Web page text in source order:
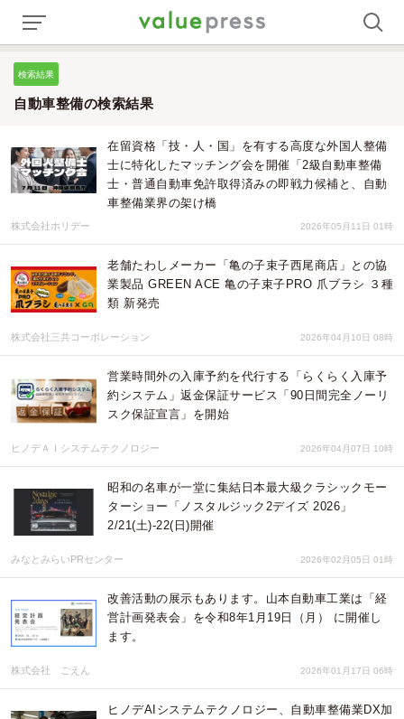
検索結果
自動車整備の検索結果
在留資格「技・人・国」を有する高度な外国人整備
士に特化したマッチング会を開催「2級自動車整備
士・普通自動車免許取得済みの即戦力候補と、自動
車整備業界の架け橋
株式会社ホリデー 2026年05月11日 01時
老舗たわしメーカー「亀の子束子西尾商店」との協
業製品 GREEN ACE 亀の子束子PRO 爪ブラシ ３種
類 新発売
株式会社三共コーポレーション 2026年04月10日 08時
営業時間外の入庫予約を代行する「らくらく入庫予
約システム」返金保証サービス「90日間完全ノーリ
スク保証宣言」を開始
ヒノデＡＩシステムテクノロジー 2026年04月07日 10時
昭和の名車が一堂に集結日本最大級クラシックモー
ターショー「ノスタルジック2デイズ 2026」
2/21(土)-22(日)開催
みなとみらいPRセンター 2026年02月05日 01時
改善活動の展示もあります。山本自動車工業は「経
営計画発表会」を令和8年1月19日（月） に開催し
ます。
株式会社 ごえん 2026年01月17日 06時
ヒノデAIシステムテクノロジー、自動車整備業DX加